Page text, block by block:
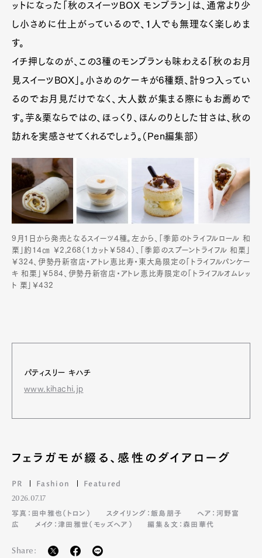
ットになった「秋のスイーツBOX モンブラン」は、通常より少
し小さめに仕上がっているので、１人でも無理なく楽しめま
す。
イチ押しなのが、この3種のモンブランも味わえる「秋のお月
見スイーツBOX」。小さめのケーキが6種類、計9つ入ってい
るのでお月見だけでなく、大人数が集まる際にもお薦めで
す。芋&栗ならではの、ほっくり、ほんのりとした甘さは、秋の
訪れを実感させてくれるでしょう。（Pen編集部）
9月1日から発売となるスイーツ4種。左から、「季節のトライフルロール 和
栗」約14㎝ ￥2,268（1カット￥584）、「季節のスプーントライフル 和栗」
￥324、伊勢丹新宿店・アトレ恵比寿・東大島限定の「トライフルパンケー
キ 和栗」￥584、伊勢丹新宿店・アトレ恵比寿限定の「トライフルオムレッ
ト 栗」￥432
パティスリー キハチ
www.kihachi.jp
フェラガモが綴る、感性のダイアローグ
PR Fashion Featured
2026.07.17
写真：田中雅也（トロン）
スタイリング：飯島朋子
ヘア：河野富
広
メイク：津田雅世（モッズヘア） 編集＆文：森田華代
Share: